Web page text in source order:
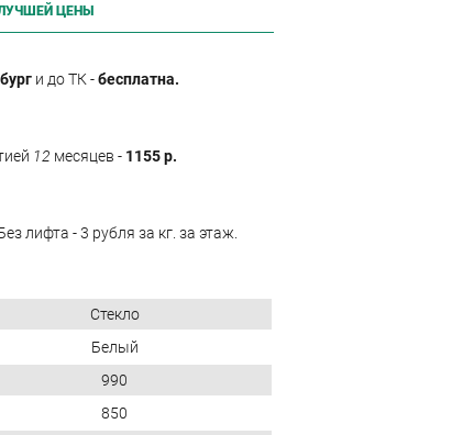
ЦЕНЫ
и до ТК -бесплатна.
12 месяцев - 1155 р.
лифта - 3 рубля за кг. за этаж.
Стекло
Белый
990
850